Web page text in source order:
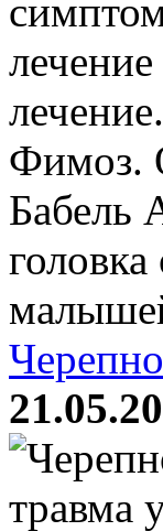
Фимоз.
Бабель